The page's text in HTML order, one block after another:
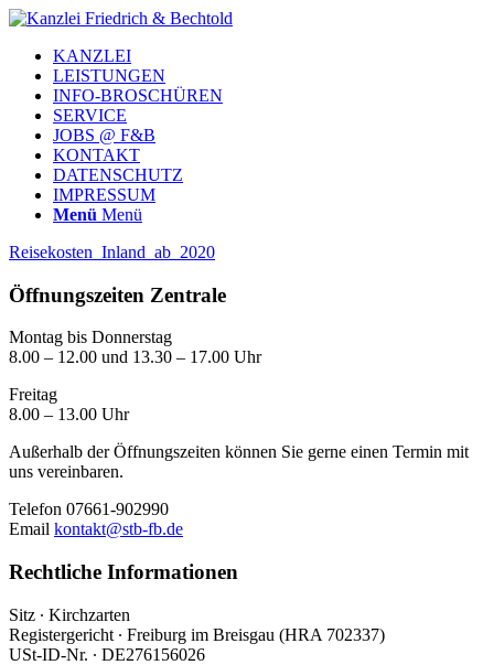
KANZLEI
LEISTUNGEN
INFO-BROSCHÜREN
SERVICE
JOBS @ F&B
KONTAKT
DATENSCHUTZ
IMPRESSUM
Menü Menü
Reisekosten_Inland_ab_2020
Öffnungszeiten Zentrale
Montag bis Donnerstag
8.00 – 12.00 und 13.30 – 17.00 Uhr
Freitag
8.00 – 13.00 Uhr
Außerhalb der Öffnungszeiten können Sie gerne einen Termin mit
uns vereinbaren.
Telefon 07661-902990
Email kontakt@stb-fb.de
Rechtliche Informationen
Sitz ∙ Kirchzarten
Registergericht ∙ Freiburg im Breisgau (HRA 702337)
USt-ID-Nr. ∙ DE276156026